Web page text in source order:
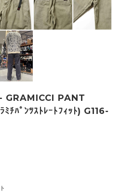
GRAMICCI PANT
ﾁﾊﾟﾝﾂｽﾄﾚｰﾄﾌｨｯﾄ) G116-